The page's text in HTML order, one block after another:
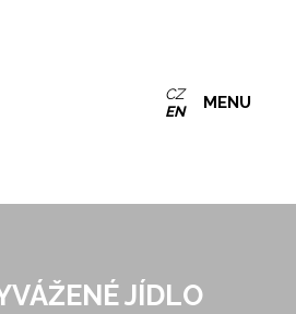
CZ
EN
MENU
JÍDLO